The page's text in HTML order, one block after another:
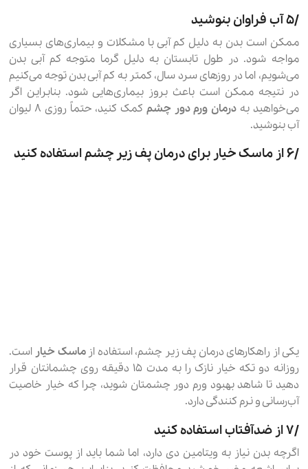
۵٫ آب فراوان بنوشید
ممکن است بدن به دلیل کم آبی با مشکلات و بیماری‌های بسیاری
مواجه شود. در طول تابستان به دلیل گرما متوجه کم آبی بدن
می‌شویم، اما در روزهای سرد سال، کمتر به کم آبی بدن توجه می‌کنیم
در نتیجه ممکن است باعث بروز بیماری‌هایی شود. بنابراین اگر
می‌خواهید به درمان ورم دور چشم
کمک کنید، حتماً روزی ۸ لیوان
آب بنوشید.
۶٫ از ماسک خیار برای درمان پف زیر چشم استفاده کنید
یکی از راهکارهای درمان پف زیر چشم، استفاده ازماسک خیاراست.
روزانه دو تکه خیار نازک را به مدت ۱۵ دقیقه روی چشمانتان قرار
دهید تا شاهد بهبود ورم دور چشمتان شوید، چرا که خیار خاصیت
آب‌رسانی و نرم کنندگی دارد.
۷٫ از ضدآفتاب استفاده کنید
اگرچه بدن نیاز به ویتامین دی دارد، اما شما باید از پوست خود در